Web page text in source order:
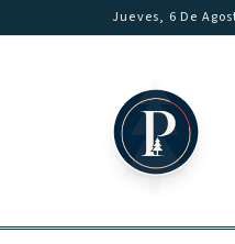
Saltar al contenidoJueves, 6 De